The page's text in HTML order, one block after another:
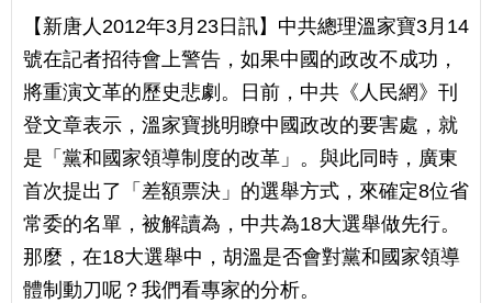
【新唐人2012年3月23日訊】中共總理溫家寶3月14
號在記者招待會上警告，如果中國的政改不成功，
將重演文革的歷史悲劇。日前，中共《人民網》刊
登文章表示，溫家寶挑明瞭中國政改的要害處，就
是「黨和國家領導制度的改革」。與此同時，廣東
首次提出了「差額票決」的選舉方式，來確定8位省
常委的名單，被解讀為，中共為18大選舉做先行。
那麼，在18大選舉中，胡溫是否會對黨和國家領導
體制動刀呢？我們看專家的分析。